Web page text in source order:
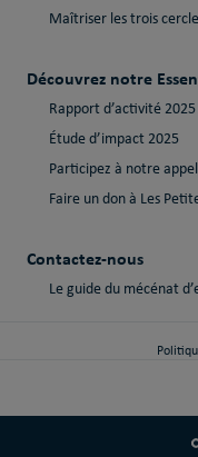
Maîtriser les trois
Découvrez notre
Rapport d’activité 2025
Étude d’impact 2025
Participez à notre
Faire un don à Les
Contactez-nous
Le guide du mécénat